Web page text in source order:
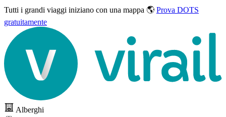
Tutti i grandi viaggi iniziano con una mappa 🌎 Prova DOTS
gratuitamente
Alberghi